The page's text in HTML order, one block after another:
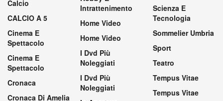
Calcio
CALCIO A 5
Cinema E
Spettacolo
Cinema E
Spettacolo
Cronaca
Cronaca Di Amelia
Intrattenimento
Home Video
Home Video
I Dvd Più
Noleggiati
I Dvd Più
Noleggiati
Scienza E
Tecnologia
Sommelier Umbria
Sport
Teatro
Tempus Vitae
Tempus Vitae